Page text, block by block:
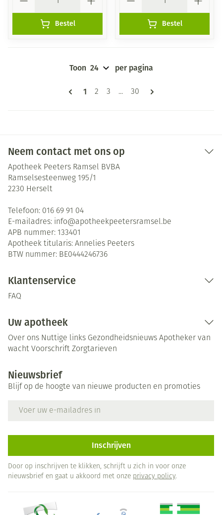
Bestel Bestel
Pagina's
U lees momenteel pagina
1 Pagina
2 Pagina
3 ... Pagina
30
Toon per pagina
Neem contact met ons op
Apotheek Peeters Ramsel BVBA
Ramselsesteenweg 195/1
2230 Herselt
Telefoon: 016 69 91 04
E-mailadres: info@apotheekpeetersramsel.be
APB nummer: 133401
Apotheek titularis: Annelies Peeters
BTW nummer: BE0444246736
Klantenservice
FAQ
Uw apotheek
Over ons Nuttige links Gezondheidsnieuws Apotheker van
wacht Voorschrift Zorgtarieven
Nieuwsbrief
Blijf op de hoogte van nieuwe producten en promoties
Inschrijven
Door op inschrijven te klikken, schrijft u zich in voor onze
nieuwsbrief en gaat u akkoord met onze privacy policy.